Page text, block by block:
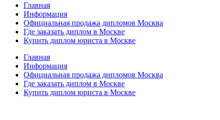
Главная
Информация
Официальная продажа дипломов Москва
Где заказать диплом в Москве
Купить диплом юриста в Москве
Главная
Информация
Официальная продажа дипломов Москва
Где заказать диплом в Москве
Купить диплом юриста в Москве